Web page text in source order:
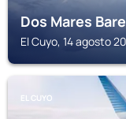
Dos Mares
El Cuyo, 14 agosto
EL CUYO